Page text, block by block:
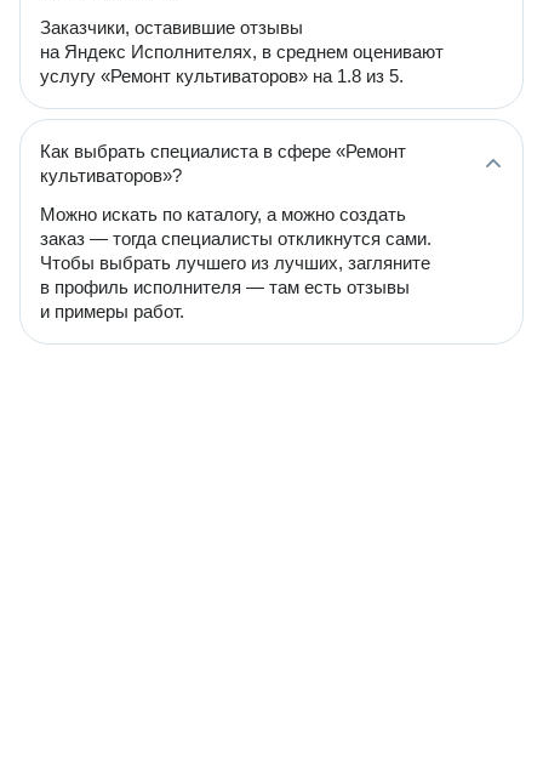
Заказчики, оставившие отзывы
на Яндекс Исполнителях, в среднем оценивают
услугу «Ремонт культиваторов» на 1.8 из 5.
Как выбрать специалиста в сфере «Ремонт
культиваторов»?
Можно искать по каталогу, а можно создать
заказ — тогда специалисты откликнутся сами.
Чтобы выбрать лучшего из лучших, загляните
в профиль исполнителя — там есть отзывы
и примеры работ.